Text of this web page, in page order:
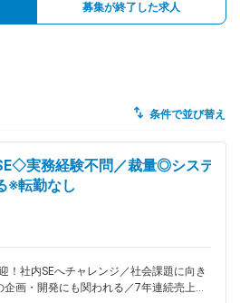
まず
募集が終了した求人
条件で並び替え
実務経験不問／裁量◎システ
※転勤なし
！社内SEへチャレンジ／社会課題に向き
画・開発にも関われる／7年連続売上増